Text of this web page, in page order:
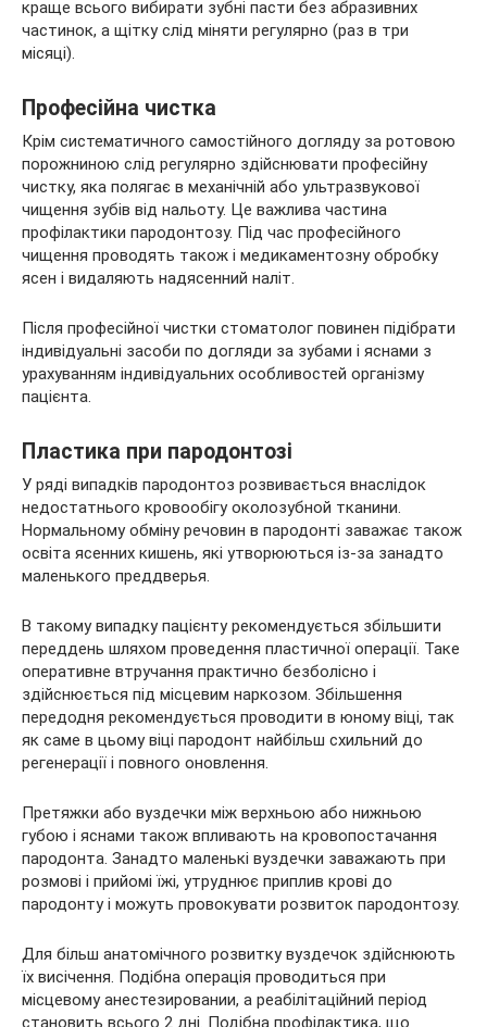
краще всього вибирати зубні пасти без абразивних
частинок, а щітку слід міняти регулярно (раз в три
місяці).
Професійна чистка
Крім систематичного самостійного догляду за ротовою
порожниною слід регулярно здійснювати професійну
чистку, яка полягає в механічній або ультразвукової
чищення зубів від нальоту. Це важлива частина
профілактики пародонтозу. Під час професійного
чищення проводять також і медикаментозну обробку
ясен і видаляють надясенний наліт.
Після професійної чистки стоматолог повинен підібрати
індивідуальні засоби по догляди за зубами і яснами з
урахуванням індивідуальних особливостей організму
пацієнта.
Пластика при пародонтозі
У ряді випадків пародонтоз розвивається внаслідок
недостатнього кровообігу околозубной тканини.
Нормальному обміну речовин в пародонті заважає також
освіта ясенних кишень, які утворюються із-за занадто
маленького преддверья.
В такому випадку пацієнту рекомендується збільшити
переддень шляхом проведення пластичної операції. Таке
оперативне втручання практично безболісно і
здійснюється під місцевим наркозом. Збільшення
передодня рекомендується проводити в юному віці, так
як саме в цьому віці пародонт найбільш схильний до
регенерації і повного оновлення.
Претяжки або вуздечки між верхньою або нижньою
губою і яснами також впливають на кровопостачання
пародонта. Занадто маленькі вуздечки заважають при
розмові і прийомі їжі, утруднює приплив крові до
пародонту і можуть провокувати розвиток пародонтозу.
Для більш анатомічного розвитку вуздечок здійснюють
їх висічення. Подібна операція проводиться при
місцевому анестезировании, а реабілітаційний період
становить всього 2 дні. Подібна профілактика, що